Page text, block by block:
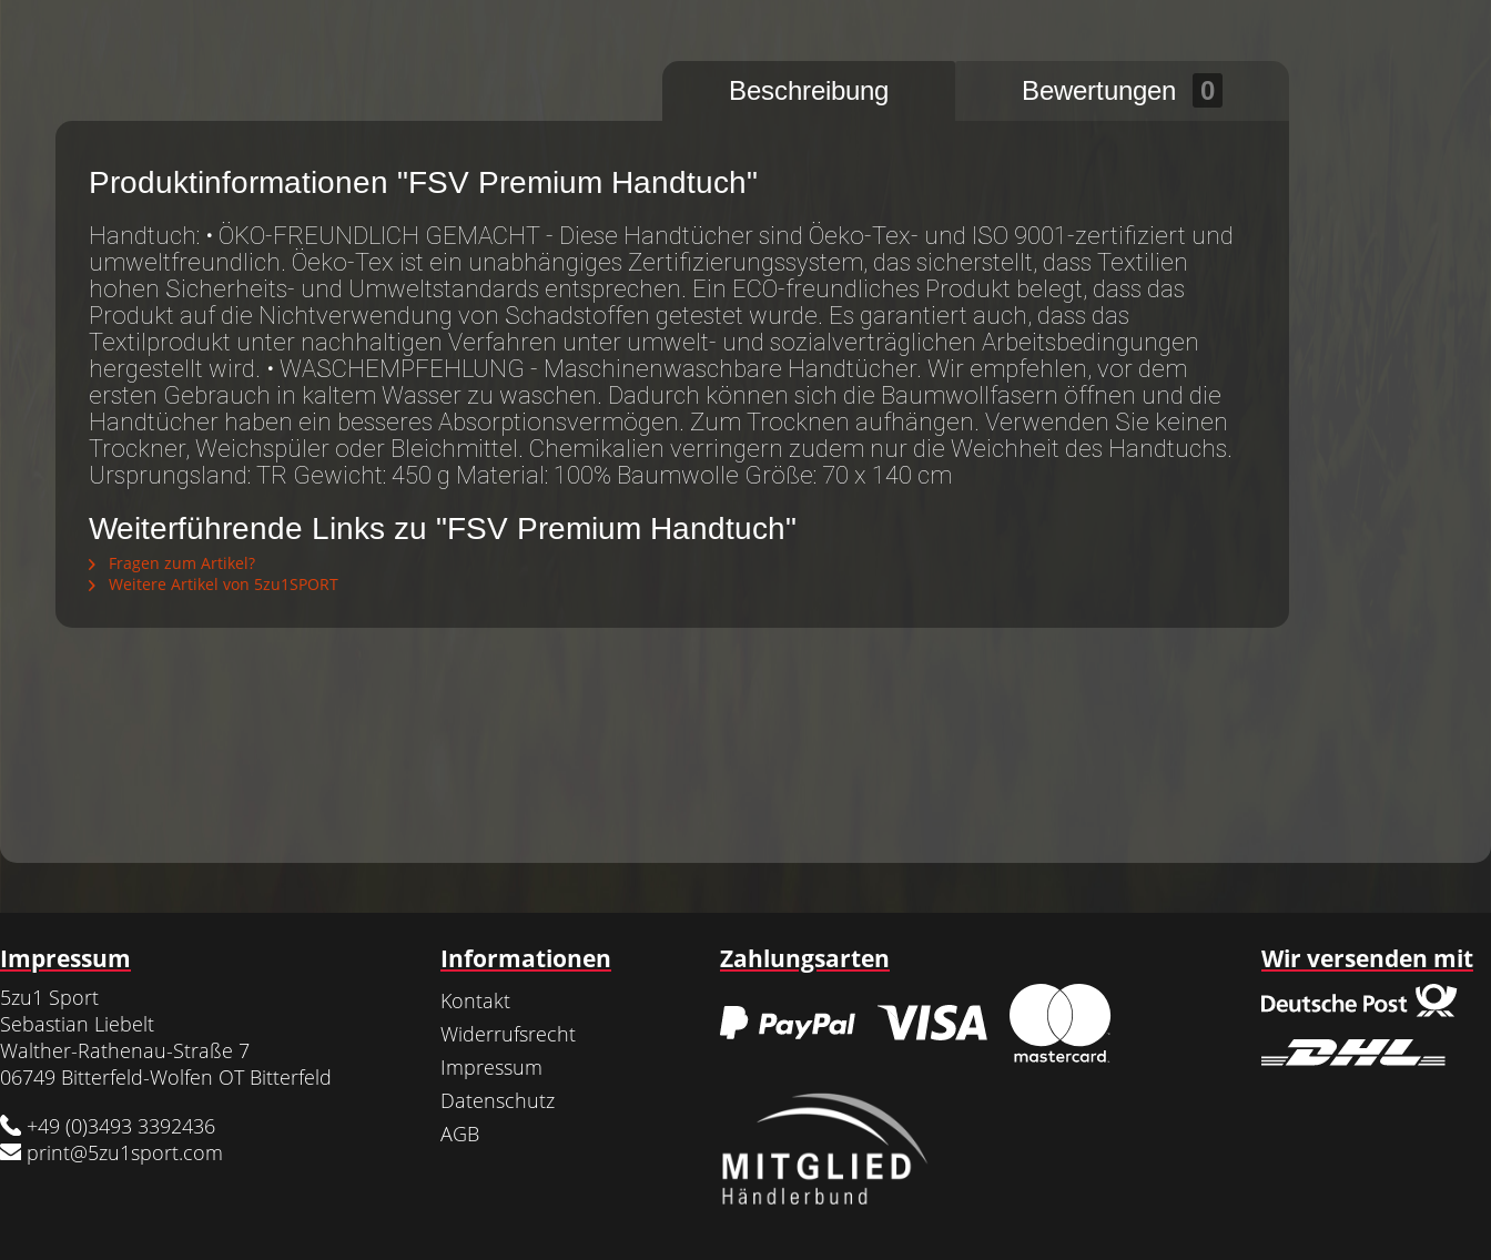
Beschreibung Bewertungen 0
Produktinformationen "FSV Premium Handtuch"
Handtuch: • ÖKO-FREUNDLICH GEMACHT - Diese Handtücher sind Öeko-Tex- und ISO 9001-zertifiziert und
umweltfreundlich. Öeko-Tex ist ein unabhängiges Zertifizierungssystem, das sicherstellt, dass Textilien
hohen Sicherheits- und Umweltstandards entsprechen. Ein ECO-freundliches Produkt belegt, dass das
Produkt auf die Nichtverwendung von Schadstoffen getestet wurde. Es garantiert auch, dass das
Textilprodukt unter nachhaltigen Verfahren unter umwelt- und sozialverträglichen Arbeitsbedingungen
hergestellt wird. • WASCHEMPFEHLUNG - Maschinenwaschbare Handtücher. Wir empfehlen, vor dem
ersten Gebrauch in kaltem Wasser zu waschen. Dadurch können sich die Baumwollfasern öffnen und die
Handtücher haben ein besseres Absorptionsvermögen. Zum Trocknen aufhängen. Verwenden Sie keinen
Trockner, Weichspüler oder Bleichmittel. Chemikalien verringern zudem nur die Weichheit des Handtuchs.
Ursprungsland: TR Gewicht: 450 g Material: 100% Baumwolle Größe: 70 x 140 cm
Weiterführende Links zu "FSV Premium Handtuch"
Fragen zum Artikel?
Weitere Artikel von 5zu1SPORT
Impressum
5zu1 Sport
Sebastian Liebelt
Walther-Rathenau-Straße 7
06749 Bitterfeld-Wolfen OT Bitterfeld
+49 (0)3493 3392436
print@5zu1sport.com
Informationen
Kontakt
Widerrufsrecht
Impressum
Datenschutz
AGB
Zahlungsarten Wir versenden mit